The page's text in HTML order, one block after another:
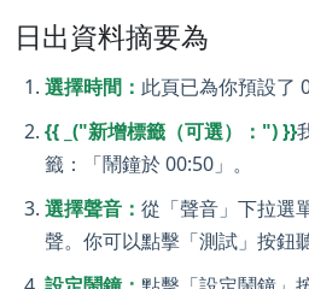
日出資料摘要為
選擇時間： 此頁已為你預設了
{{ _("新增標籤（可選）：") }}
籤：「鬧鐘於 00:50」。
選擇聲音： 從「聲音」下拉選
聲。你可以點擊「測試」按鈕